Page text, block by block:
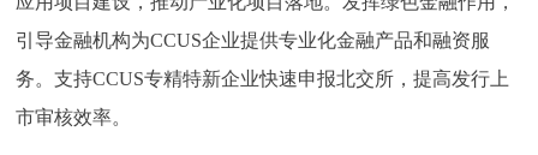
引导金融机构为CCUS企业提供专业化金融产品和融资服
务。支持CCUS专精特新企业快速申报北交所，提高发行上
市审核效率。